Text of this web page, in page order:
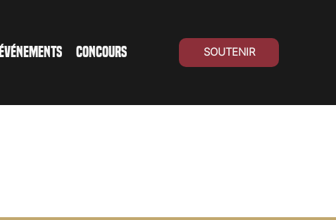
ÉVÉNEMENTS CONCOURS SOUTENIR